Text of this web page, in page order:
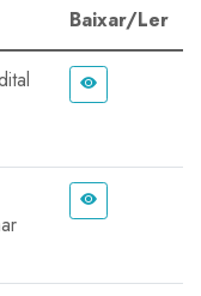
Baixar/Ler